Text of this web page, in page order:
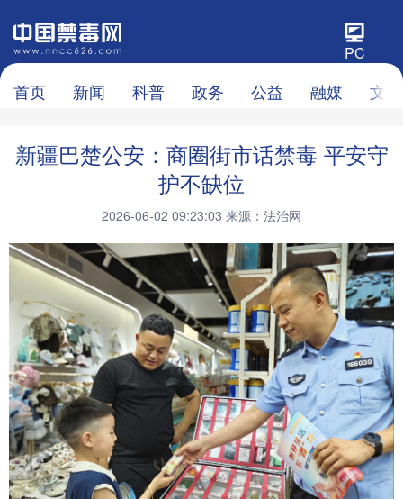
PC
首页 新闻 科普 政务 公益 融媒 文化
新疆巴楚公安：商圈街市话禁毒 平安守
护不缺位
2026-06-02 09:23:03 来源：法治网